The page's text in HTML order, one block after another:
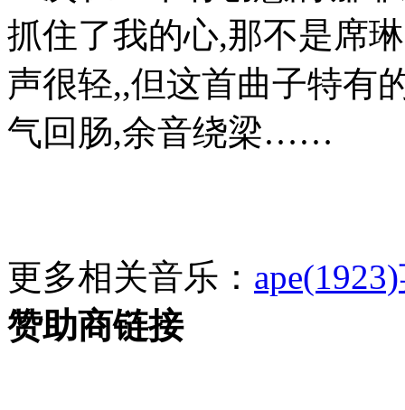
抓住了我的心,那不是席
声很轻,,但这首曲子特有
气回肠,余音绕梁……
更多相关音乐： ape(1923)
赞助商链接